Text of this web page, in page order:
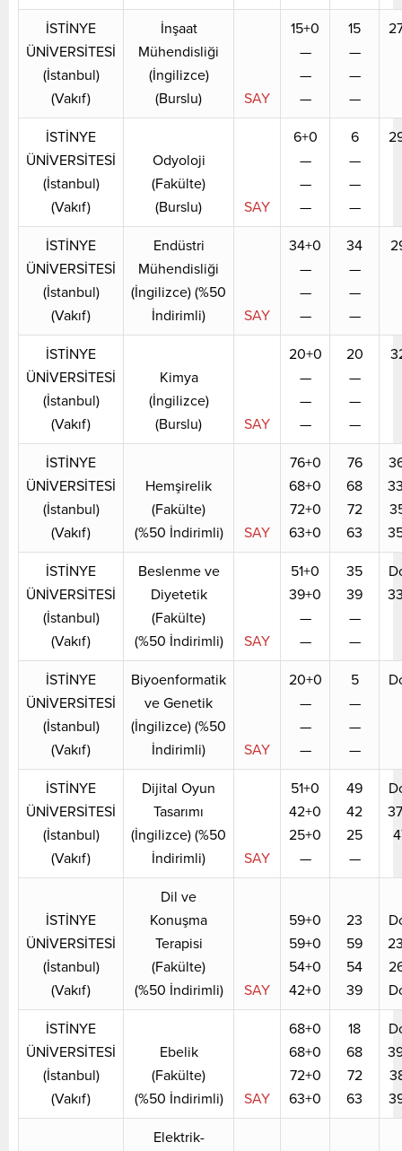
İSTİNYE
ÜNİVERSİTESİ
(İstanbul)
(Vakıf)
İnşaat
Mühendisliği
(İngilizce)
(Burslu)
SAY
15+0
—
—
—
15
—
—
—
İSTİNYE
ÜNİVERSİTESİ
(İstanbul)
(Vakıf)
Odyoloji
(Fakülte)
(Burslu)
SAY
6+0
—
—
—
6
—
—
—
İSTİNYE
ÜNİVERSİTESİ
(İstanbul)
(Vakıf)
Endüstri
Mühendisliği
(İngilizce) (%50
İndirimli)
SAY
34+0
—
—
—
34
—
—
—
İSTİNYE
ÜNİVERSİTESİ
(İstanbul)
(Vakıf)
Kimya
(İngilizce)
(Burslu)
SAY
20+0
—
—
—
20
—
—
—
İSTİNYE
ÜNİVERSİTESİ
(İstanbul)
(Vakıf)
Hemşirelik
(Fakülte)
(%50 İndirimli)
SAY
76+0
68+0
72+0
63+0
76
68
72
63
İSTİNYE
ÜNİVERSİTESİ
(İstanbul)
(Vakıf)
Beslenme ve
Diyetetik
(Fakülte)
(%50 İndirimli)
SAY
51+0
39+0
—
—
35
39
—
—
İSTİNYE
ÜNİVERSİTESİ
(İstanbul)
(Vakıf)
Biyoenformatik
ve Genetik
(İngilizce) (%50
İndirimli)
SAY
20+0
—
—
—
5
—
—
—
İSTİNYE
ÜNİVERSİTESİ
(İstanbul)
(Vakıf)
Dijital Oyun
Tasarımı
(İngilizce) (%50
İndirimli)
SAY
51+0
42+0
25+0
—
49
42
25
—
İSTİNYE
ÜNİVERSİTESİ
(İstanbul)
(Vakıf)
Dil ve
Konuşma
Terapisi
(Fakülte)
(%50 İndirimli)
SAY
59+0
59+0
54+0
42+0
23
59
54
39
İSTİNYE
ÜNİVERSİTESİ
(İstanbul)
(Vakıf)
Ebelik
(Fakülte)
(%50 İndirimli)
SAY
68+0
68+0
72+0
63+0
18
68
72
63
Elektrik-